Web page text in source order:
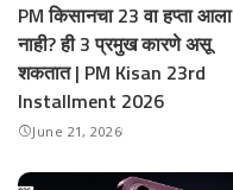
PM किसानचा 23 वा हप्ता आला
नाही? ही 3 प्रमुख कारणे असू
शकतात | PM Kisan 23rd
Installment 2026
June 21, 2026